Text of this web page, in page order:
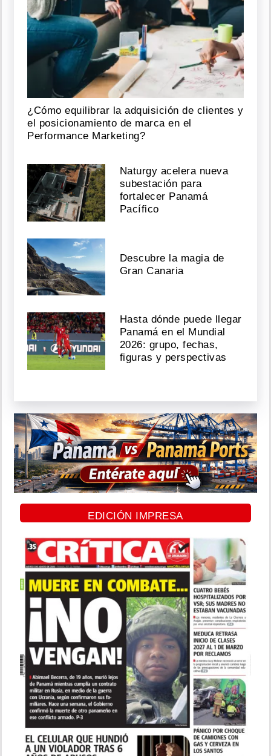
¿Cómo equilibrar la adquisición de clientes y
el posicionamiento de marca en el
Performance Marketing?
Naturgy acelera nueva
subestación para
fortalecer Panamá
Pacífico
Descubre la magia de
Gran Canaria
Hasta dónde puede llegar
Panamá en el Mundial
2026: grupo, fechas,
figuras y perspectivas
EDICIÓN IMPRESA